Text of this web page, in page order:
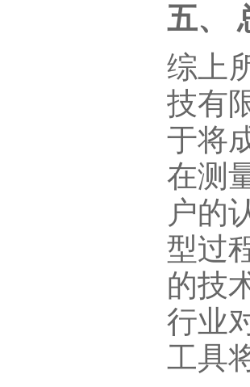
五、
综上
技有
于将
在测
户的
型过
的技
行业
工具